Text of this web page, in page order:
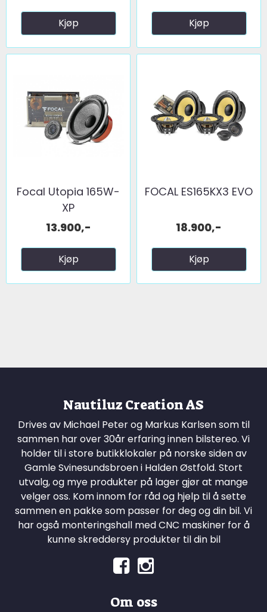
Kjøp Kjøp
Focal Utopia 165W-
XP
13.900,-
Kjøp
FOCAL ES165KX3 EVO
18.900,-
Kjøp
Nautiluz Creation AS
Drives av Michael Peter og Markus Karlsen som til
sammen har over 30år erfaring innen bilstereo. Vi
holder til i store butikklokaler på norske siden av
Gamle Svinesundsbroen i Halden Østfold. Stort
utvalg, og mye produkter på lager gjør at mange
velger oss. Kom innom for råd og hjelp til å sette
sammen en pakke som passer for deg og din bil. Vi
har også monteringshall med CNC maskiner for å
kunne skreddersy produkter til din bil
Om oss